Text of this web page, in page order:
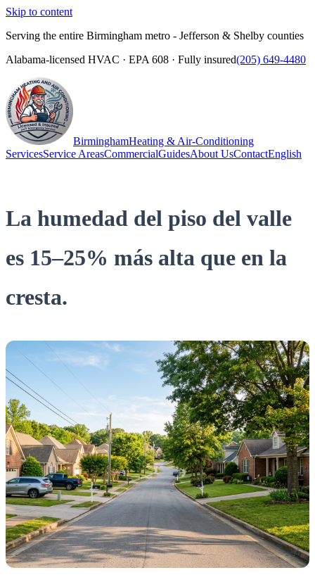
Skip to content
Serving the entire Birmingham metro - Jefferson & Shelby counties
Alabama-licensed HVAC · EPA 608 · Fully insured(205) 649-4480
BirminghamHeating & Air-Conditioning
ServicesService AreasCommercialGuidesAbout UsContactEnglish
La humedad del piso del valle
es 15–25% más alta que en la
cresta.